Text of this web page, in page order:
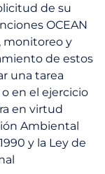
de su
OCEAN
monitoreo y
de estos
una tarea
en el ejercicio
en virtud
Ambiental
y la Ley de